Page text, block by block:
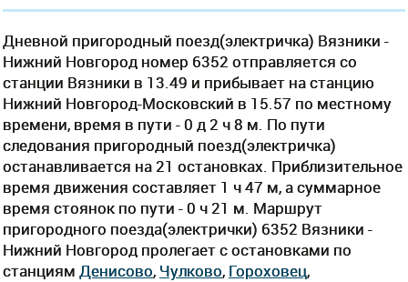
Дневной пригородный поезд(электричка) Вязники -
Нижний Новгород номер 6352 отправляется со
станции Вязники в 13.49 и прибывает на станцию
Нижний Новгород-Московский в 15.57 по местному
времени, время в пути - 0 д 2 ч 8 м. По пути
следования пригородный поезд(электричка)
останавливается на 21 остановках. Приблизительное
время движения составляет 1 ч 47 м, а суммарное
время стоянок по пути - 0 ч 21 м. Маршрут
пригородного поезда(электрички) 6352 Вязники -
Нижний Новгород пролегает c остановками по
станциям Денисово, Чулково, Гороховец,